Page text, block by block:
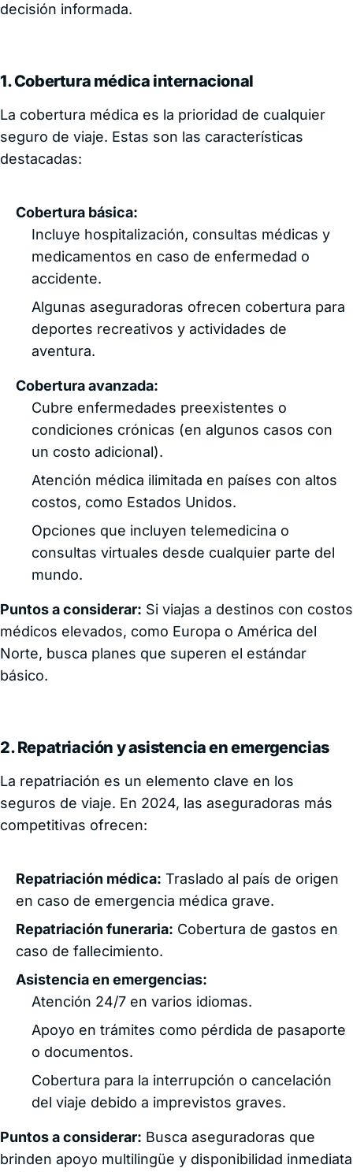
decisión informada.
1. Cobertura médica internacional
La cobertura médica es la prioridad de cualquier
seguro de viaje. Estas son las características
destacadas:
Cobertura básica:
Incluye hospitalización, consultas médicas y
medicamentos en caso de enfermedad o
accidente.
Algunas aseguradoras ofrecen cobertura para
deportes recreativos y actividades de
aventura.
Cobertura avanzada:
Cubre enfermedades preexistentes o
condiciones crónicas (en algunos casos con
un costo adicional).
Atención médica ilimitada en países con altos
costos, como Estados Unidos.
Opciones que incluyen telemedicina o
consultas virtuales desde cualquier parte del
mundo.
Puntos a considerar: Si viajas a destinos con costos
médicos elevados, como Europa o América del
Norte, busca planes que superen el estándar
básico.
2. Repatriación y asistencia en emergencias
La repatriación es un elemento clave en los
seguros de viaje. En 2024, las aseguradoras más
competitivas ofrecen:
Repatriación médica: Traslado al país de origen
en caso de emergencia médica grave.
Repatriación funeraria: Cobertura de gastos en
caso de fallecimiento.
Asistencia en emergencias:
Atención 24/7 en varios idiomas.
Apoyo en trámites como pérdida de pasaporte
o documentos.
Cobertura para la interrupción o cancelación
del viaje debido a imprevistos graves.
Puntos a considerar: Busca aseguradoras que
brinden apoyo multilingüe y disponibilidad inmediata